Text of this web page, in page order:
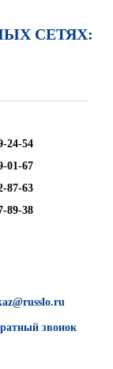
СЕТЯХ:
24-54
01-67
87-63
89-38
звонок